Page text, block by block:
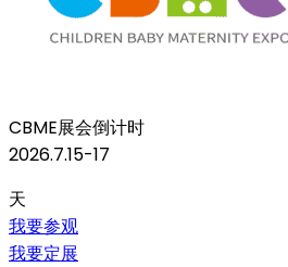
CBME展会倒计时
2026.7.15-17
天
我要参观
我要定展